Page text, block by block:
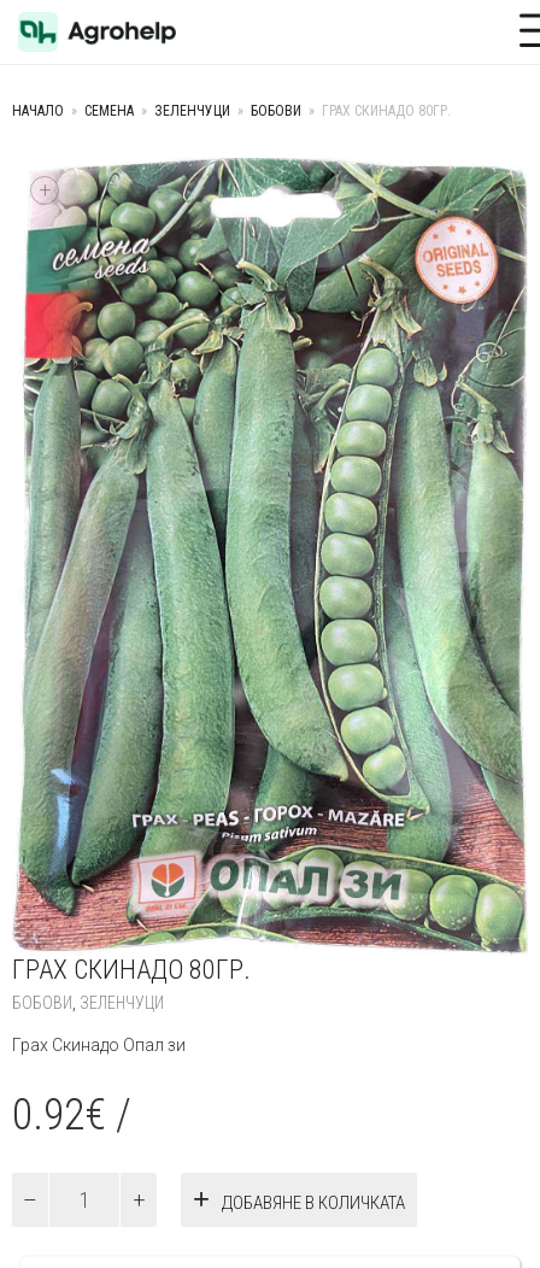
Toggle
НАЧАЛО » СЕМЕНА » ЗЕЛЕНЧУЦИ » БОБОВИ » ГРАХ СКИНАДО 80ГР.
+
ГРАХ СКИНАДО 80ГР.
БОБОВИ ЗЕЛЕНЧУЦИ
Грах Скинадо Опал зи
0.92€ /
за
ДОБАВЯНЕ В КОЛИЧКАТА